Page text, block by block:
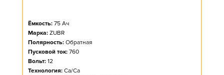
Ёмкость: 75 Ач
Марка: ZUBR
Полярность: Обратная
Пусковой ток: 760
Вольт: 12
Технология: Ca/Ca